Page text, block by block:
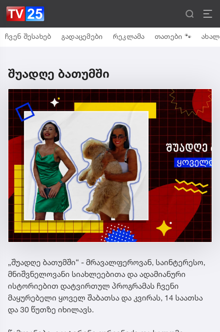
ჩვენ შესახებ გადაცემები რეკლამა თათები 🐾
შუადღე ბათუმში
„შუადღე ბათუმში“ - მრავალფეროვან, საინტერესო,
მნიშვნელოვანი სიახლეებითა და ადამიანური
ისტორიებით დატვირთულ პროგრამას ჩვენი
მაყურებელი ყოველ შაბათსა და კვირას, 14 საათსა
და 30 წუთზე იხილავს.